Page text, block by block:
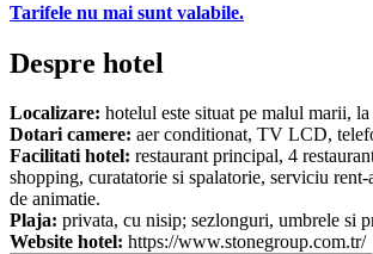
Tarifele nu mai sunt valabile.
Despre hotel
Localizare: hotelul este situat pe malul marii,
Dotari camere: aer conditionat, TV LCD,
Facilitati hotel: restaurant principal, 4
shopping, curatatorie si spalatorie, serviciu
de animatie.
Plaja: privata, cu nisip; sezlonguri, umbrele si
Website hotel: https://www.stonegroup.com.tr/